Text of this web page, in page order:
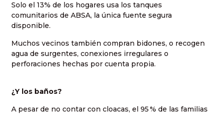
Solo el 13% de los hogares usa los tanques
comunitarios de ABSA, la única fuente segura
disponible.
Muchos vecinos también compran bidones, o recogen
agua de surgentes, conexiones irregulares o
perforaciones hechas por cuenta propia.
¿Y los baños?
A pesar de no contar con cloacas, el 95 % de las familias